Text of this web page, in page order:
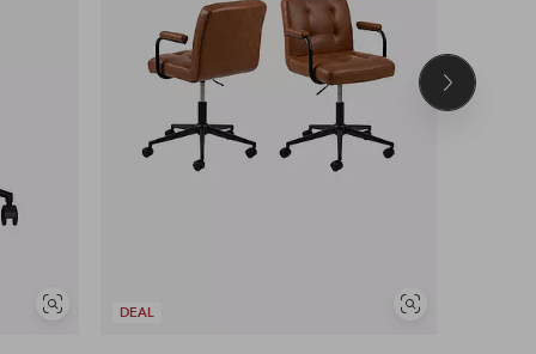
Näytä
DEAL
Näytä
Seuraava